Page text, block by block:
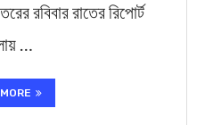
রবিবার রাতের রিপোর্ট
…